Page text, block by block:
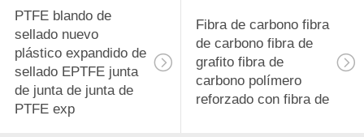
PTFE blando de
sellado nuevo
plástico expandido de
sellado EPTFE junta
de junta de junta de
PTFE exp
Fibra de carbono fibra
de carbono fibra de
grafito fibra de
carbono polímero
reforzado con fibra de